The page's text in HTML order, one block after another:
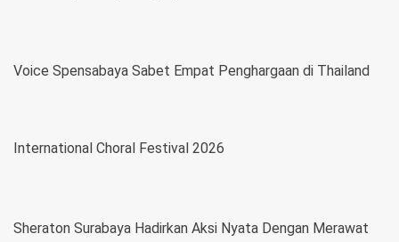
Voice Spensabaya Sabet Empat Penghargaan di Thailand
International Choral Festival 2026
Sheraton Surabaya Hadirkan Aksi Nyata Dengan Merawat